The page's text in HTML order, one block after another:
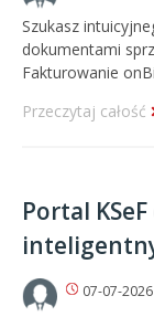
Szukasz
dokumentami
Fakturowanie
Przeczytaj całość
Portal
07-07-2026